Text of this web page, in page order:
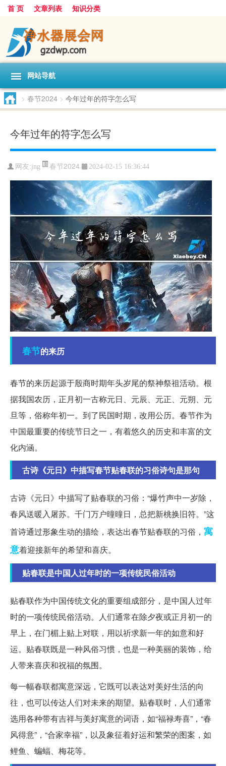
首 页 文章列表 知识分类
网站导航
> 春节2024 > 今年过年的符字怎么写
今年过年的符字怎么写
网友:jng 春节2024 2024-02-15 16:36:44
春节的来历
春节的来历起源于殷商时期年头岁尾的祭神祭祖活动。根
据我国农历，正月初一古称元日、元辰、元正、元朔、元
旦等，俗称年初一。到了民国时期，改用公历。春节作为
中国最重要的传统节日之一，有着悠久的历史和丰富的文
化内涵。
古诗《元日》中描写春节贴春联的习俗诗句是那句
古诗《元日》中描写了贴春联的习俗：“爆竹声中一岁除，
春风送暖入屠苏。千门万户曈曈日，总把新桃换旧符。”这
首诗通过形象生动的描绘，表达出春节贴春联的习俗， 寓
意着迎接新年的希望和喜庆。
贴春联是中国人过年时的一项传统民俗活动
贴春联作为中国传统文化的重要组成部分，是中国人过年
时的一项传统民俗活动。人们通常在除夕夜或正月初一的
早上，在门楣上贴上对联，用以祈求新一年的如意和好
运。贴春联既是一种风俗习惯，也是一种美丽的装饰，给
人带来喜庆和祝福的氛围。
每一幅春联都寓意深远，它既可以表达对美好生活的向
往，也可以传达人们对未来的期望。贴春联时，人们通常
选用各种带有吉祥与美好寓意的词语，如“福禄寿喜”，“春
风得意”，“合家幸福”，以及象征着好运和繁荣的图案，如
鲤鱼、蝙蝠、梅花等。